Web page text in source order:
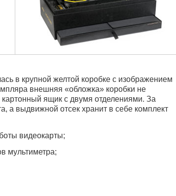
в крупной желтой коробке с изображением
внешняя «обложка» коробки не
ящик с двумя отделениями. За
а выдвижной отсек хранит в себе комплект
видеокарты;
мультиметра;